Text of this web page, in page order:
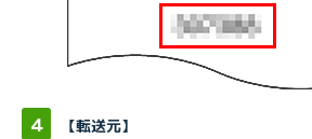
【転送元】